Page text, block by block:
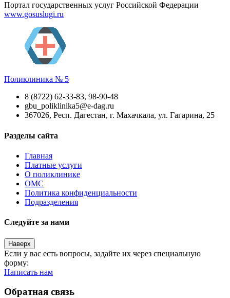
Портал государственных услуг Российской Федерации
www.gosuslugi.ru
Поликлиника № 5
8 (8722) 62-33-83, 98-90-48
gbu_poliklinika5@e-dag.ru
367026, Респ. Дагестан, г. Махачкала, ул. Гагарина, 25
Разделы сайта
Главная
Платные услуги
О поликлинике
ОМС
Политика конфиденциальности
Подразделения
Следуйте за нами
Наверх
Если у вас есть вопросы, задайте их через специальную
форму:
Написать нам
Обратная связь